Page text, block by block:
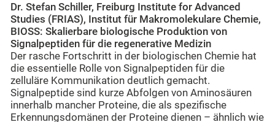
Dr. Stefan Schiller, Freiburg Institute for Advanced
Studies (FRIAS), Institut für Makromolekulare Chemie,
BIOSS: Skalierbare biologische Produktion von
Signalpeptiden für die regenerative Medizin
Der rasche Fortschritt in der biologischen Chemie hat
die essentielle Rolle von Signalpeptiden für die
zelluläre Kommunikation deutlich gemacht.
Signalpeptide sind kurze Abfolgen von Aminosäuren
innerhalb mancher Proteine, die als spezifische
Erkennungsdomänen der Proteine dienen – ähnlich wie